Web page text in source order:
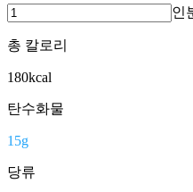
인
총 칼로리
180kcal
탄수화물
15g
당류